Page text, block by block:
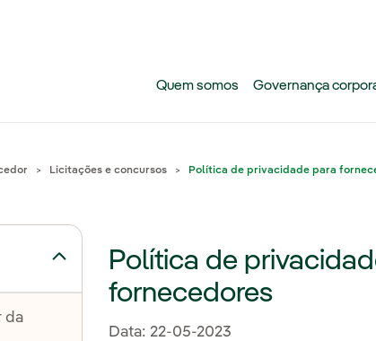
Quem somos Governança
Licitações e concursos Política de privacidade para
da
Política de
fornecedores
Data: 22-05-2023